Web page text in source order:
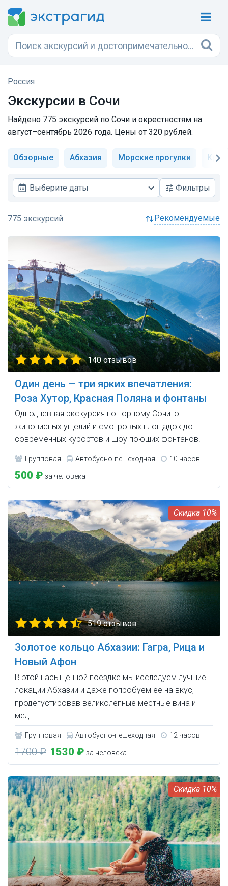
Россия
Экскурсии в Сочи
Найдено 775 экскурсий по Сочи и окрестностям на
август–сентябрь 2026 года. Цены от 320 рублей.
Обзорные Абхазия Морские прогулки
Выберите даты Фильтры
рекомендуемые
140 отзывов
Один день — три ярких впечатления:
Роза Хутор, Красная Поляна и фонтаны
Однодневная экскурсия по горному Сочи: от
живописных ущелий и смотровых площадок до
современных курортов и шоу поющих фонтанов.
Групповая Автобусно-пешеходная 10 часов
500 ₽ за человека
10%
519 отзывов
Золотое кольцо Абхазии: Гагра, Рица и
Новый Афон
В этой насыщенной поездке мы исследуем лучшие
локации Абхазии и даже попробуем ее на вкус,
продегустировав великолепные местные вина и
мед.
Групповая Автобусно-пешеходная 12 часов
1700 ₽ 1530 ₽ за человека
10%